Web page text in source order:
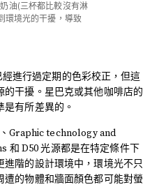
油(三杯都比較沒有淋
環境光的干擾，導致
進行過定期的色彩校正，但這
干擾。星巴克或其他咖啡店的
有所差異的。
Graphic technology and
和 D50 光源都是在特定條件下
階的設計環境中，環境光不只
的物體和牆面顏色都可能對螢